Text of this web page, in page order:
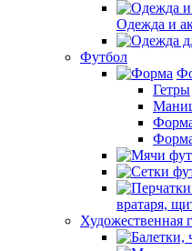
Одежда и
Футбол
Гетры
вратаря,
Художественная